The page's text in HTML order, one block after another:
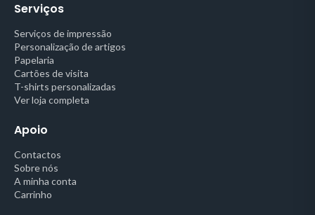
Serviços
Serviços de impressão
Personalização de artigos
Papelaria
Cartões de visita
T-shirts personalizadas
Ver loja completa
Apoio
Contactos
Sobre nós
A minha conta
Carrinho